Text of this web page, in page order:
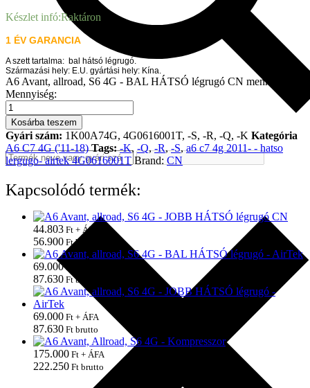
Készlet infó:Raktáron
1 ÉV GARANCIA
A szett tartalma: bal hátsó légrugó.
Származási hely: E.U. gyártási hely: Kína.
A6 Avant, allroad, S6 4G - BAL HÁTSÓ légrugó CN mennyiség
Mennyiség:
Kosárba teszem
Gyári szám: 1K00A74G, 4G0616001T, -S, -R, -Q, -K Kategória
A6 C7 4G ('11-18) Tags:-K, -Q,-R,-S,a6 c7 4g 2011- - hatso
lergugo- airtek 4G0616001T Brand: CN
Kapcsolódó termék:
44.803 Ft + ÁFA
56.900 Ft brutto
69.000Ft + ÁFA
87.630 Ft brutto
69.000 Ft + ÁFA
87.630 Ft brutto
175.000 Ft + ÁFA
222.250 Ft brutto